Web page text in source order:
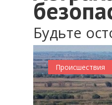
Будьте
Происшествия